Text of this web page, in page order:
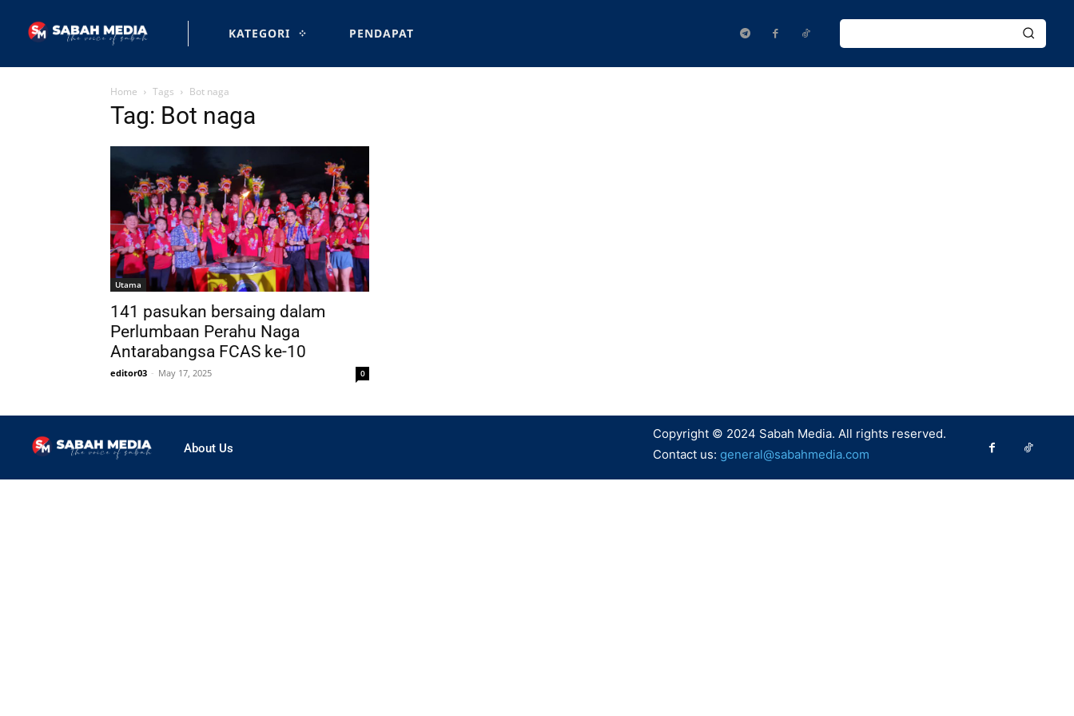
KATEGORI PENDAPAT
Home Tags Bot naga
Tag: Bot naga
Utama
141 pasukan bersaing dalam
Perlumbaan Perahu Naga
Antarabangsa FCAS ke-10
editor03 - May 17, 2025 0
About Us
Copyright © 2024 Sabah Media. All rights reserved.
Contact us: general@sabahmedia.com